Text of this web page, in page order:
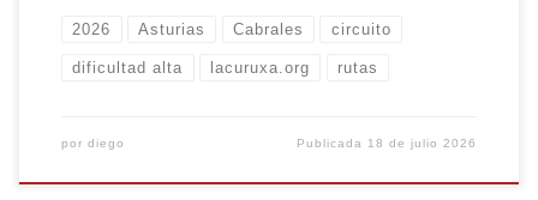
2026 Asturias Cabrales circuito
dificultad alta lacuruxa.org rutas
por diego Publicada 18 de julio 2026